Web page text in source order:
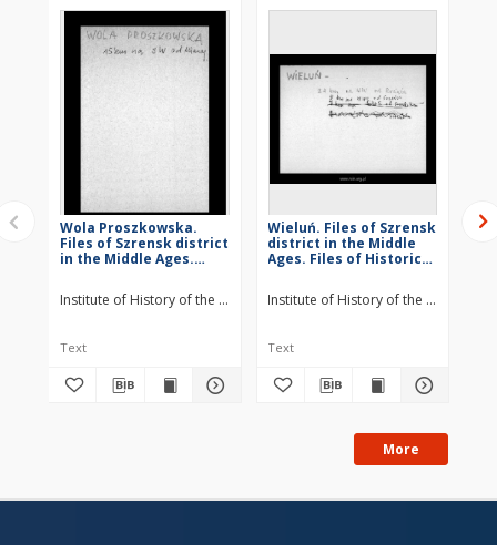
Wola Proszkowska.
Files of Szrensk district
in the Middle Ages.
Geographical
Dictionary of Masovia
Institute of History of the Polish Academy of Sciences
Text
Wieluń. Files of Szrensk
district in the Middle
Ages. Files of Historico-
Dictionary of Masovia
in the Middle Ages
Institute of History of the Polish
Text
More